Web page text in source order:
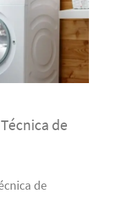
de
de